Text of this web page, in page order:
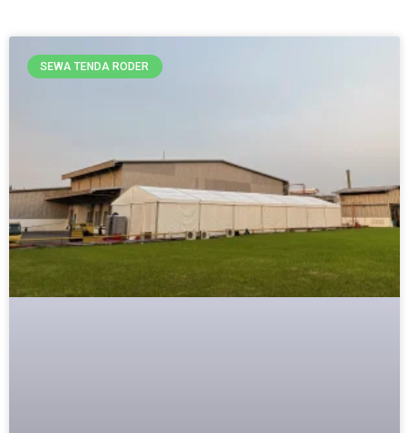
SEWA TENDA RODER